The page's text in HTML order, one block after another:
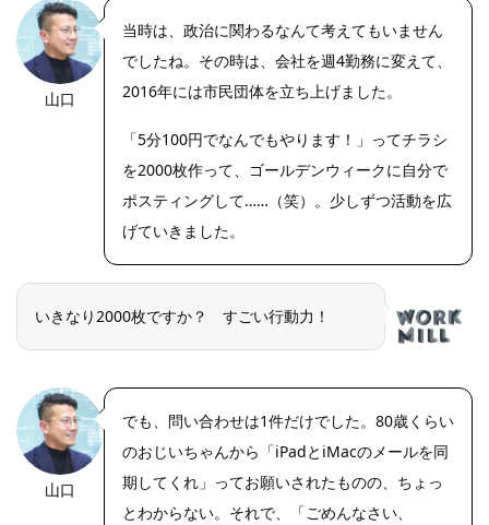
山口
当時は、政治に関わるなんて考えてもいません
でしたね。その時は、会社を週4勤務に変えて、
2016年には市民団体を立ち上げました。
「5分100円でなんでもやります！」ってチラシ
を2000枚作って、ゴールデンウィークに自分で
ポスティングして……（笑）。少しずつ活動を広
げていきました。
いきなり2000枚ですか？ すごい行動力！
山口
でも、問い合わせは1件だけでした。80歳くらい
のおじいちゃんから「iPadとiMacのメールを同
期してくれ」ってお願いされたものの、ちょっ
とわからない。それで、「ごめんなさい、